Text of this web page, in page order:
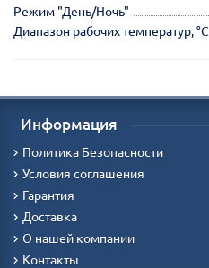
Режим "День/Ночь"
Диапазон рабочих температур, °С
Информация
Политика Безопасности
Условия соглашения
Гарантия
Доставка
О нашей компании
Контакты